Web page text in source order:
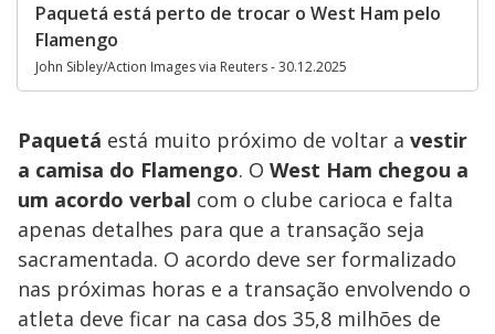
Paquetá está perto de trocar o West Ham pelo
Flamengo
John Sibley/Action Images via Reuters - 30.12.2025
Paquetá está muito próximo de voltar a vestir
a camisa do Flamengo. O West Ham chegou a
um acordo verbal com o clube carioca e falta
apenas detalhes para que a transação seja
sacramentada. O acordo deve ser formalizado
nas próximas horas e a transação envolvendo o
atleta deve ficar na casa dos 35,8 milhões de